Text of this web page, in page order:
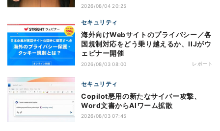
2026/08/04 20:25
セキュリティ
海外向けWebサイトのプライバシー／各
国規制対応をどう乗り越えるか、IIJがウ
ェビナー開催
2026/08/03 08:00 レポート
セキュリティ
Copilot悪用の新たなサイバー攻撃、
Word文書からAIワーム拡散
2026/08/03 07:45